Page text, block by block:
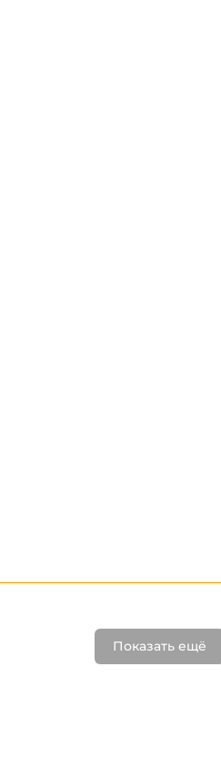
Показать ещё